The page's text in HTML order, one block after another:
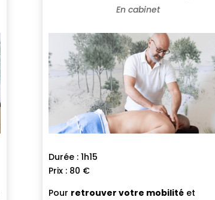
En cabinet
Durée : 1h15
Prix : 80 €
Pour retrouver votre mobilitéet